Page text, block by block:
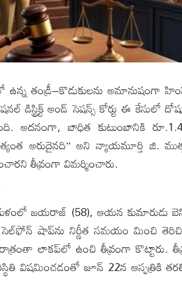
ఉన్న తండ్రీ–కొడుకులను అమానుషంగా
డిస్ట్రిక్ట్‌ అండ్‌ సెషన్స్‌ కోర్టు ఈ
అదనంగా, బాధిత కుటుంబానికి
అరుదైనది” అని న్యాయమూర్తి జి.
తీవ్రంగా విమర్శించారు.
జయరాజ్‌ (58), ఆయన కుమారుడు
షాప్‌ను నిర్ణీత సమయం మించి
లాకప్‌లో ఉంచి తీవ్రంగా కొట్టారు.
విషమించడంతో జూన్‌ 22న ఆస్పత్రికి